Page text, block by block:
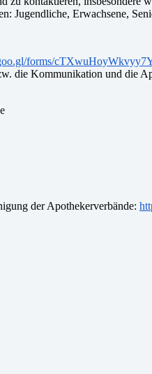
Jugendliche, Erwachsene,
forms/
die Kommunikation und
der Apothekerverbände: